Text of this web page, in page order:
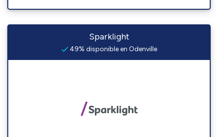
Sparklight
49% disponible en Odenville